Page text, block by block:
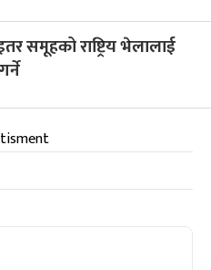
समूहको राष्ट्रिय भेलालाई